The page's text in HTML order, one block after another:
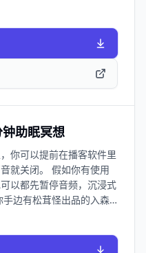
卧室的温度、光线、音量
的「野无梦」纯天然
蕴含的森林气息与天然助
助。 当一切准备就绪，
开始。 - 主播：松茸怪🧘‍♀️
。助眠冥想
你可以提前在播客软件里
就关闭。 假如你有使用
以都先暂停音频，沉浸式
边有松茸怪出品的入森
天然香氛环绕卧室，这对
果没有也不用担心，咱们